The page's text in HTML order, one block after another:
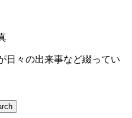
日々の出来事など綴ってい